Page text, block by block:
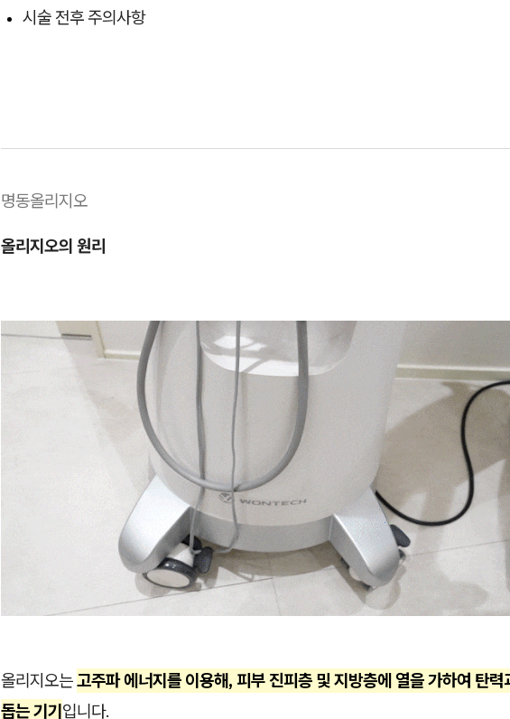
시술 전후 주의사항
명동올리지오
올리지오의 원리
올리지오는고주파 에너지를 이용해, 피부 진피층 및 지방층에 열을 가하여 탄력
돕는 기기입니다.